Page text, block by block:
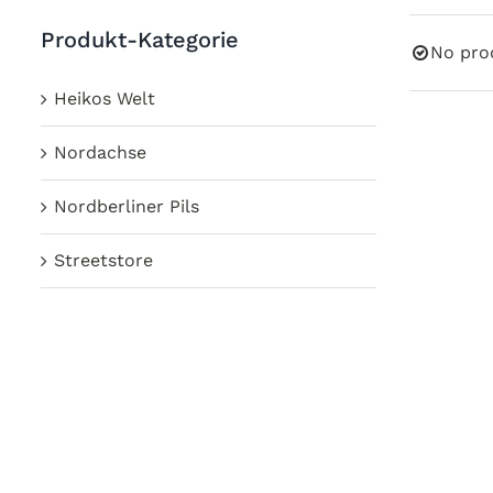
No
Produkt-Kategorie
Heikos Welt
Nordachse
Nordberliner Pils
Streetstore